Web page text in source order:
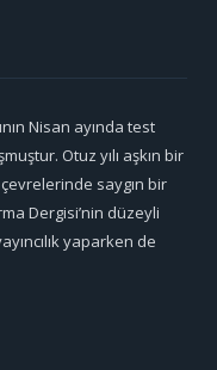
Nisan ayında test
Otuz yılı aşkın bir
saygın bir
Dergisi’nin düzeyli
yaparken de